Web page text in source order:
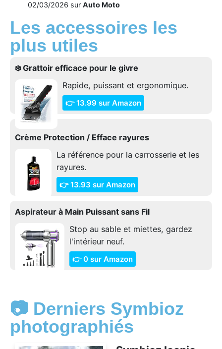
02/03/2026 sur Auto Moto
Les accessoires les
plus utiles
❄️ Grattoir efficace pour le givre
Rapide, puissant et ergonomique.
👉 13.99 sur Amazon
Crème Protection / Efface rayures
La référence pour la carrosserie et les
rayures.
👉 13.93 sur Amazon
Aspirateur à Main Puissant sans Fil
Stop au sable et miettes, gardez
l'intérieur neuf.
👉 0 sur Amazon
📷 Derniers Symbioz
photographiés